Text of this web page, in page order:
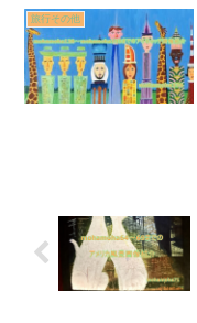
旅行その他